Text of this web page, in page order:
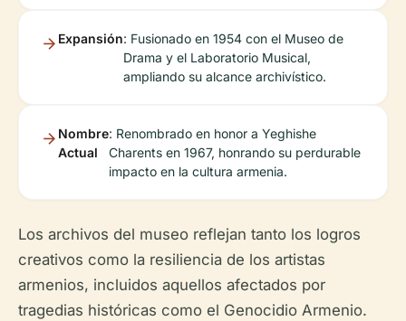
Expansión: Fusionado en 1954 con el Museo de
Drama y el Laboratorio Musical,
ampliando su alcance archivístico.
Nombre
Actual
: Renombrado en honor a Yeghishe
Charents en 1967, honrando su perdurable
impacto en la cultura armenia.
Los archivos del museo reflejan tanto los logros
creativos como la resiliencia de los artistas
armenios, incluidos aquellos afectados por
tragedias históricas como el Genocidio Armenio.